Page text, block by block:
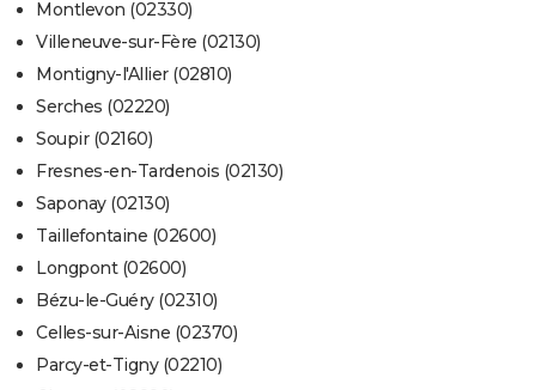
Montlevon (02330)
Villeneuve-sur-Fère (02130)
Montigny-l'Allier (02810)
Serches (02220)
Soupir (02160)
Fresnes-en-Tardenois (02130)
Saponay (02130)
Taillefontaine (02600)
Longpont (02600)
Bézu-le-Guéry (02310)
Celles-sur-Aisne (02370)
Parcy-et-Tigny (02210)